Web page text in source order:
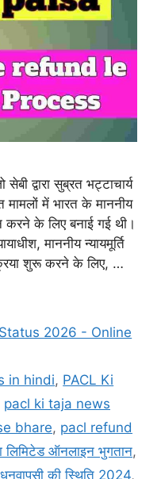
द्वारा सुब्रत भट्टाचार्य
में भारत के माननीय
करने के लिए बनाई गई थी।
माननीय न्यायमूर्ति
शुरू करने के लिए, …
2026 - Online
in hindi, PACL Ki
pacl ki taja news
bhare, pacl refund
लिमिटेड ऑनलाइन भुगतान,
की स्थिति 2024,